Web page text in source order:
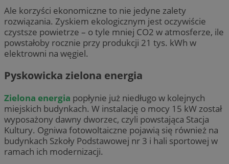
Ale korzyści ekonomiczne to nie jedyne zalety
rozwiązania. Zyskiem ekologicznym jest oczywiście
czystsze powietrze – o tyle mniej CO2 w atmosferze, ile
powstałoby rocznie przy produkcji 21 tys. kWh w
elektrowni na węgiel.
Pyskowicka zielona energia
Zielona energia popłynie już niedługo w kolejnych
miejskich budynkach. W instalację o mocy 15 kW został
wyposażony dawny dworzec, czyli powstająca Stacja
Kultury. Ogniwa fotowoltaiczne pojawią się również na
budynkach Szkoły Podstawowej nr 3 i hali sportowej w
ramach ich modernizacji.